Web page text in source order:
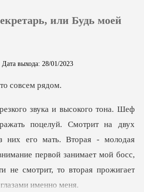
или Будь моей
Дата выхода: 28/01/2023
со
вух
них его мать. Вторая - молодая
первой занимает мо